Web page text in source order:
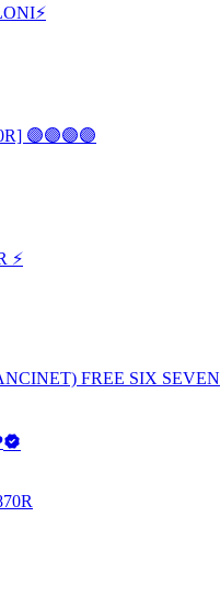
🟣🟣🟣🟣
⚡
FREE SIX SEVEN